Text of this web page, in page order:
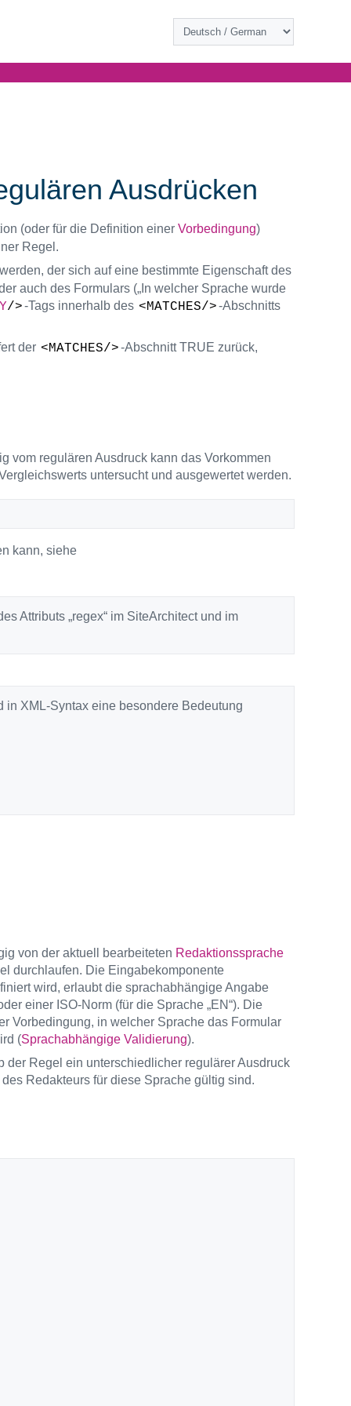
Ausdrücken
(oder für die Definition einer Vorbedingung)
Regel.
der sich auf eine bestimmte Eigenschaft des
auch des Formulars („In welcher Sprache wurde
/>-Tags innerhalb des <MATCHES/>-Abschnitts
der <MATCHES/>-Abschnitt TRUE zurück,
vom regulären Ausdruck kann das Vorkommen
untersucht und ausgewertet werden.
kann, siehe
Attributs „regex“ im SiteArchitect und im
in XML-Syntax eine besondere Bedeutung
von der aktuell bearbeiteten Redaktionssprache
durchlaufen. Die Eingabekomponente
wird, erlaubt die sprachabhängige Angabe
einer ISO-Norm (für die Sprache „EN“). Die
Vorbedingung, in welcher Sprache das Formular
(Sprachabhängige Validierung).
der Regel ein unterschiedlicher regulärer Ausdruck
Redakteurs für diese Sprache gültig sind.